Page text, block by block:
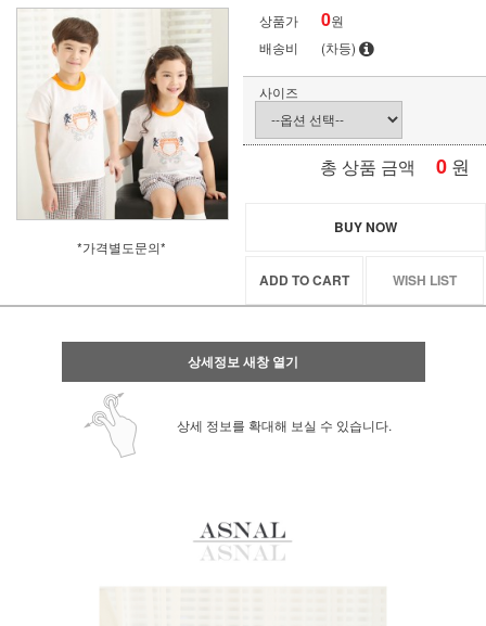
*가격별도문의*
상품가 0원
배송비
(차등)
사이즈
총 상품 금액 0 원
BUY NOW
ADD TO CART WISH LIST
상세정보 새창 열기
상세 정보를 확대해 보실 수 있습니다.